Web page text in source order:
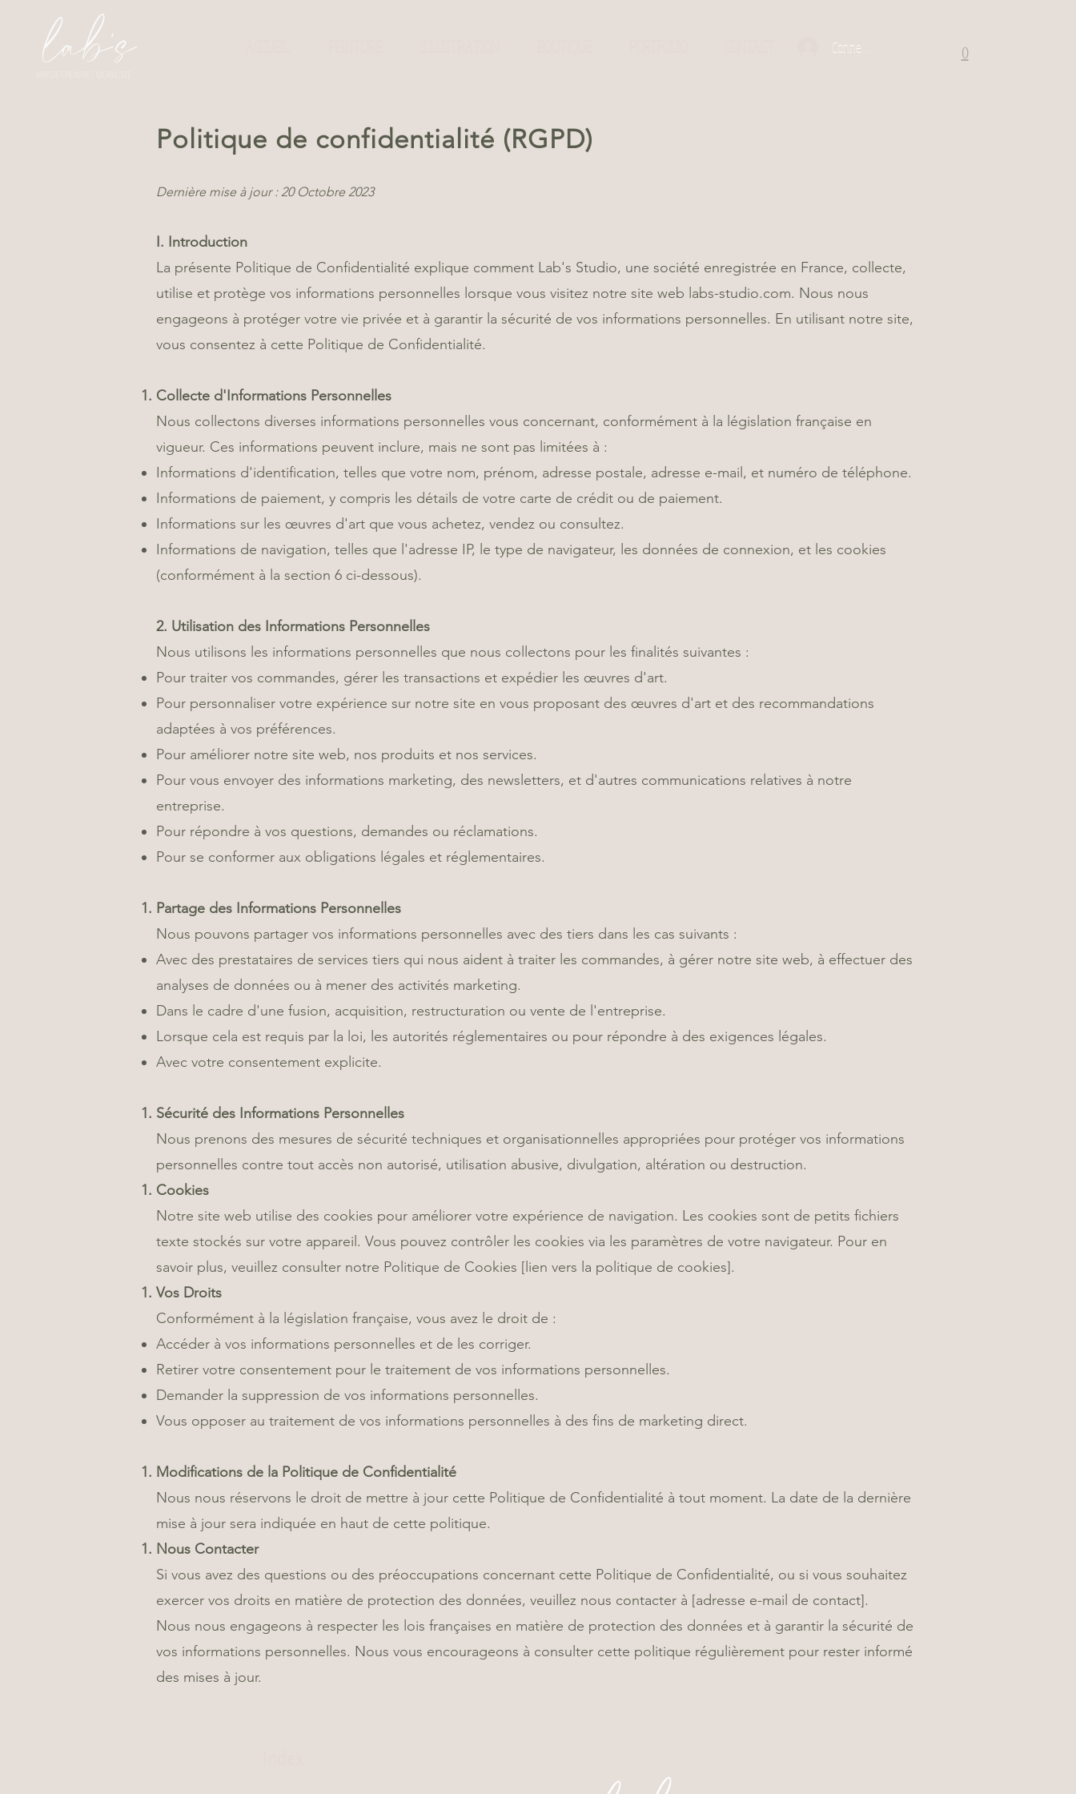
Connexion 0
Politique de confidentialité (RGPD)
Dernière mise à jour : 20 Octobre 2023
I. Introduction
La présente Politique de Confidentialité explique comment Lab's Studio, une société enregistrée en France, collecte,
utilise et protège vos informations personnelles lorsque vous visitez notre site web labs-studio.com. Nous nous
engageons à protéger votre vie privée et à garantir la sécurité de vos informations personnelles. En utilisant notre site,
vous consentez à cette Politique de Confidentialité.
Collecte d'Informations Personnelles
Nous collectons diverses informations personnelles vous concernant, conformément à la législation française en
vigueur. Ces informations peuvent inclure, mais ne sont pas limitées à :
Informations d'identification, telles que votre nom, prénom, adresse postale, adresse e-mail, et numéro de téléphone.
Informations de paiement, y compris les détails de votre carte de crédit ou de paiement.
Informations sur les œuvres d'art que vous achetez, vendez ou consultez.
Informations de navigation, telles que l'adresse IP, le type de navigateur, les données de connexion, et les cookies
(conformément à la section 6 ci-dessous).
2. Utilisation des Informations Personnelles
Nous utilisons les informations personnelles que nous collectons pour les finalités suivantes :
Pour traiter vos commandes, gérer les transactions et expédier les œuvres d'art.
Pour personnaliser votre expérience sur notre site en vous proposant des œuvres d'art et des recommandations
adaptées à vos préférences.
Pour améliorer notre site web, nos produits et nos services.
Pour vous envoyer des informations marketing, des newsletters, et d'autres communications relatives à notre
entreprise.
Pour répondre à vos questions, demandes ou réclamations.
Pour se conformer aux obligations légales et réglementaires.
Partage des Informations Personnelles
Nous pouvons partager vos informations personnelles avec des tiers dans les cas suivants :
Avec des prestataires de services tiers qui nous aident à traiter les commandes, à gérer notre site web, à effectuer des
analyses de données ou à mener des activités marketing.
Dans le cadre d'une fusion, acquisition, restructuration ou vente de l'entreprise.
Lorsque cela est requis par la loi, les autorités réglementaires ou pour répondre à des exigences légales.
Avec votre consentement explicite.
Sécurité des Informations Personnelles
Nous prenons des mesures de sécurité techniques et organisationnelles appropriées pour protéger vos informations
personnelles contre tout accès non autorisé, utilisation abusive, divulgation, altération ou destruction.
Cookies
Notre site web utilise des cookies pour améliorer votre expérience de navigation. Les cookies sont de petits fichiers
texte stockés sur votre appareil. Vous pouvez contrôler les cookies via les paramètres de votre navigateur. Pour en
savoir plus, veuillez consulter notre Politique de Cookies [lien vers la politique de cookies].
Vos Droits
Conformément à la législation française, vous avez le droit de :
Accéder à vos informations personnelles et de les corriger.
Retirer votre consentement pour le traitement de vos informations personnelles.
Demander la suppression de vos informations personnelles.
Vous opposer au traitement de vos informations personnelles à des fins de marketing direct.
Modifications de la Politique de Confidentialité
Nous nous réservons le droit de mettre à jour cette Politique de Confidentialité à tout moment. La date de la dernière
mise à jour sera indiquée en haut de cette politique.
Nous Contacter
Si vous avez des questions ou des préoccupations concernant cette Politique de Confidentialité, ou si vous souhaitez
exercer vos droits en matière de protection des données, veuillez nous contacter à [adresse e-mail de contact].
Nous nous engageons à respecter les lois françaises en matière de protection des données et à garantir la sécurité de
vos informations personnelles. Nous vous encourageons à consulter cette politique régulièrement pour rester informé
des mises à jour.